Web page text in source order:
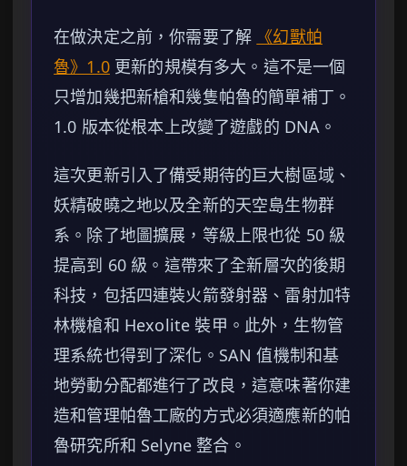
在做決定之前，你需要了解 《幻獸帕
魯》1.0更新的規模有多大。這不是一個
只增加幾把新槍和幾隻帕魯的簡單補丁。
1.0 版本從根本上改變了遊戲的 DNA。
這次更新引入了備受期待的巨大樹區域、
妖精破曉之地以及全新的天空島生物群
系。除了地圖擴展，等級上限也從 50 級
提高到 60 級。這帶來了全新層次的後期
科技，包括四連裝火箭發射器、雷射加特
林機槍和 Hexolite 裝甲。此外，生物管
理系統也得到了深化。SAN 值機制和基
地勞動分配都進行了改良，這意味著你建
造和管理帕魯工廠的方式必須適應新的帕
魯研究所和 Selyne 整合。